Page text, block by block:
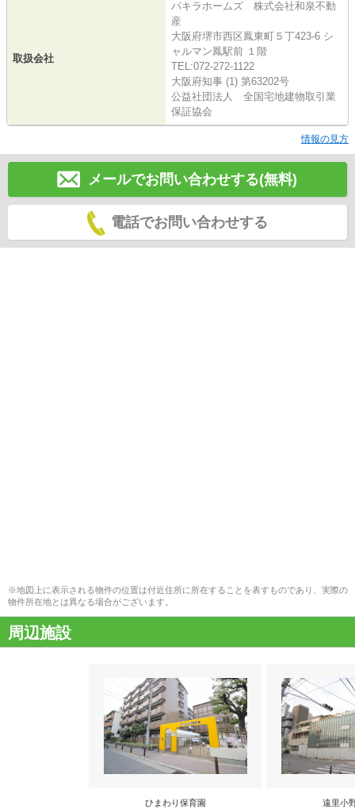
取扱会社
パキラホームズ 株式会社和泉不動
産
大阪府堺市西区鳳東町５丁423-6 シ
ャルマン鳳駅前 １階
TEL:072-272-1122
大阪府知事 (1) 第63202号
公益社団法人 全国宅地建物取引業
保証協会
情報の見方
メールでお問い合わせする(無料)
電話でお問い合わせする
※地図上に表示される物件の位置は付近住所に所在することを表すものであり、実際の
物件所在地とは異なる場合がございます。
周辺施設
ひまわり保育園 遠里小